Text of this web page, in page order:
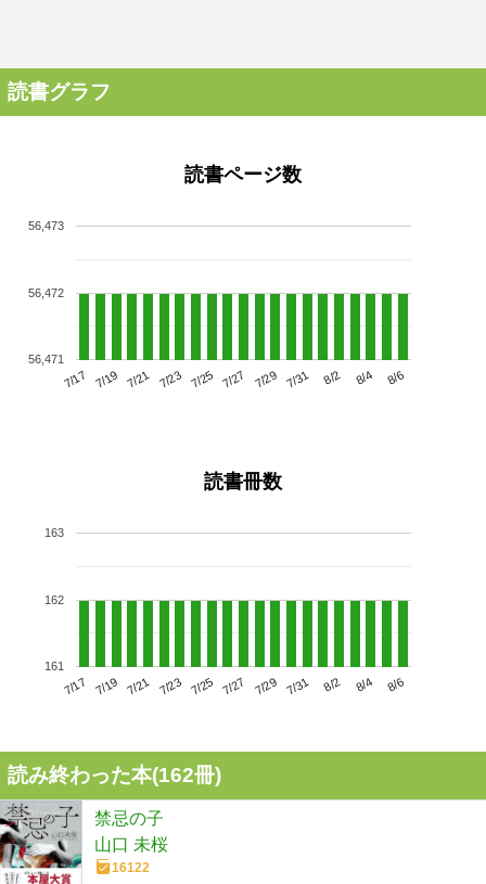
読書グラフ
読書ページ数
7/17 7/19 7/21 7/23 7/25 7/27 7/29 7/31 8/2 8/4 8/6
56,471
56,472
56,473
読書冊数
7/17 7/19 7/21 7/23 7/25 7/27 7/29 7/31 8/2 8/4 8/6
161
162
163
読み終わった本(162冊)
禁忌の子
山口 未桜
16122